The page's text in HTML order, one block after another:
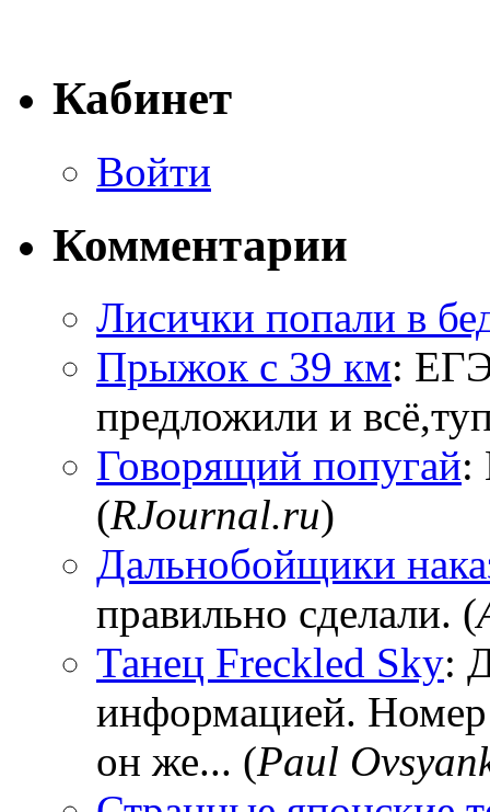
Кабинет
Войти
Комментарии
Лисички попали в
Прыжок с 39 км:
предложили и
Говорящий попугай:
(RJournal.ru)
Дальнобойщики
правильно сделали. (
Танец Freckled Sky:
информацией.
он же... (Paul